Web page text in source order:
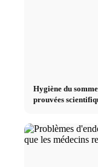
Hygiène du
prouvées